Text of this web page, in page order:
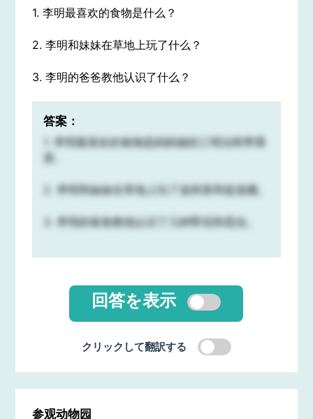
1. 李明最喜欢的食物是什么？
2. 李明和妹妹在草地上玩了什么？
3. 李明的爸爸教他认识了什么？
答案：
1. 李明最喜欢的食物是妈妈做的三明治和苹果
派。
2. 李明和妹妹在草地上玩了放风筝和捉迷藏。
3. 李明的爸爸教他认识了几种野花和昆虫。
回答を表示
クリックして翻訳する
参观动物园